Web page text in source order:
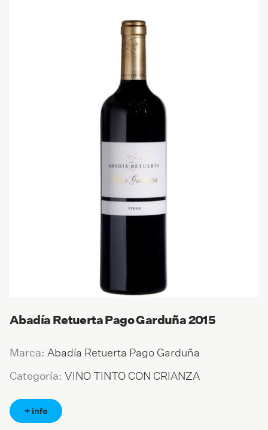
Abadía Retuerta Pago Garduña 2015
Marca: Abadía Retuerta Pago Garduña
Categoría: VINO TINTO CON CRIANZA
+ info